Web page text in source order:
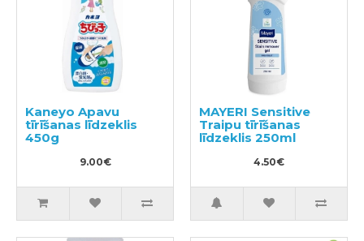
Kaneyo Apavu
tīrīšanas līdzeklis
450g
9.00€
MAYERI Sensitive
Traipu tīrīšanas
līdzeklis 250ml
4.50€